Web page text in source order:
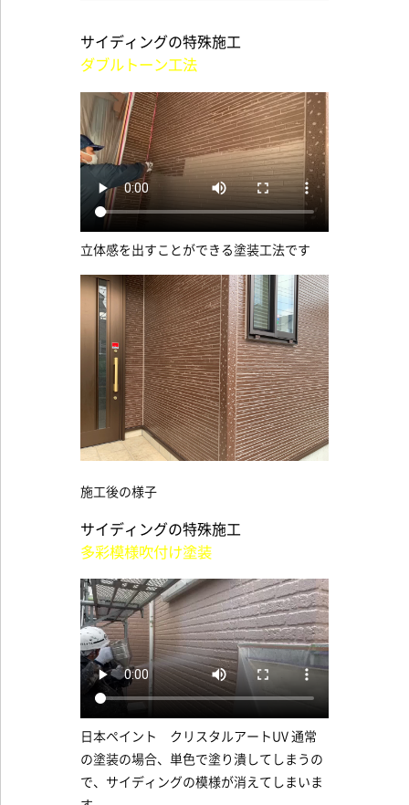
サイディングの特殊施工
ダブルトーン工法
立体感を出すことができる塗装工法です
施工後の様子
サイディングの特殊施工
多彩模様吹付け塗装
日本ペイント クリスタルアートUV 通常
の塗装の場合、単色で塗り潰してしまうの
で、サイディングの模様が消えてしまいま